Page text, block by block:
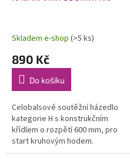
Skladem e-shop (>5 ks)
890 Kč
Do košíku
Celobalsové soutěžní házedlo
kategorie H s konstrukčním
křídlem o rozpětí 600 mm, pro
start kruhovým hodem.
Stavebnice v rozsypu s CNC